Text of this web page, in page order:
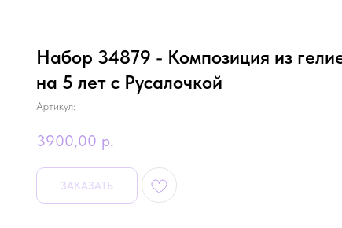
Набор 34879 - Композиция из
на 5 лет с Русалочкой
Артикул:
3900,00 р.
ЗАКАЗАТЬ